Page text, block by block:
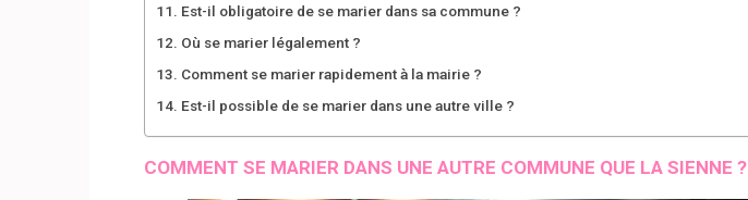
Est-il obligatoire de se marier dans sa commune ?
Où se marier légalement ?
Comment se marier rapidement à la mairie ?
Est-il possible de se marier dans une autre ville ?
COMMENT SE MARIER DANS UNE AUTRE COMMUNE QUE LA SIENNE ?